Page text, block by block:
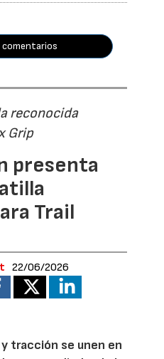
comentarios
reconocida
Grip
presenta
Trail
22/06/2026
tracción se unen en